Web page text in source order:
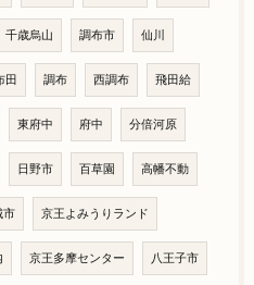
千歳烏山 調布市 仙川
田 調布 西調布 飛田給
東府中 府中 分倍河原
日野市 百草園 高幡不動
市 京王よみうりランド
京王多摩センター 八王子市